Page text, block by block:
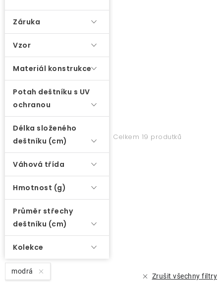
O nás
Kontakty
Záruka
Vzor
Materiál konstrukce
Potah deštníku s UV
ochranou
Délka složeného
deštníku (cm)
Váhová třída
Hmotnost (g)
Průměr střechy
deštníku (cm)
Kolekce
Celkem 19 produtků
modrá
Zrušit všechny filtry